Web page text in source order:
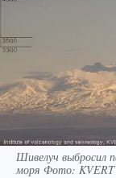
Шивелуч выбросил
моря Фото: